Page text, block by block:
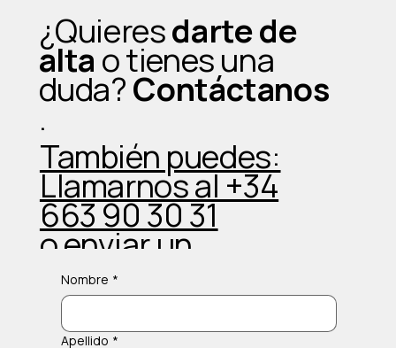
la experiencia
¿Quieresdarte de
alta o tienes una
duda?Contáctanos
.
También puedes:
Llamarnos al +34
663 90 30 31
o enviar un
Whatsapp
Nombre *
Apellido *